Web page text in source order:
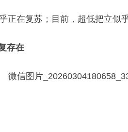
正在复苏；目前，超低把立似
存在